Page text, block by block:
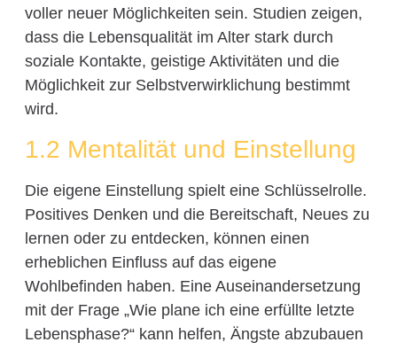
voller neuer Möglichkeiten sein. Studien zeigen,
dass die Lebensqualität im Alter stark durch
soziale Kontakte, geistige Aktivitäten und die
Möglichkeit zur Selbstverwirklichung bestimmt
wird.
1.2 Mentalität und Einstellung
Die eigene Einstellung spielt eine Schlüsselrolle.
Positives Denken und die Bereitschaft, Neues zu
lernen oder zu entdecken, können einen
erheblichen Einfluss auf das eigene
Wohlbefinden haben. Eine Auseinandersetzung
mit der Frage „Wie plane ich eine erfüllte letzte
Lebensphase?“ kann helfen, Ängste abzubauen